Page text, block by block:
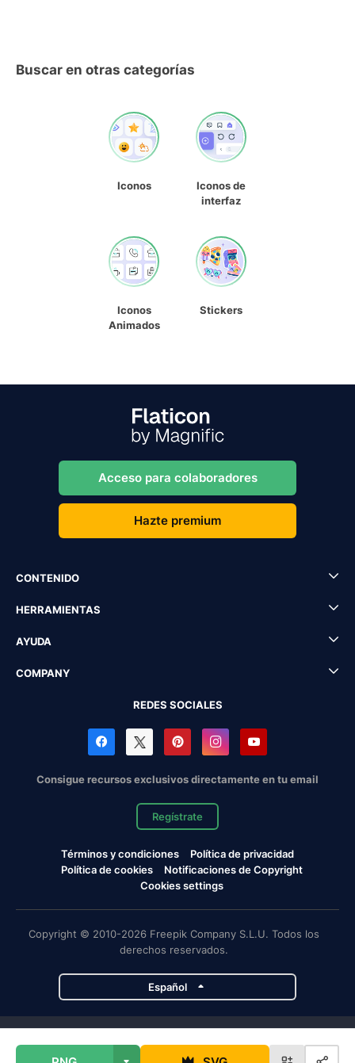
Buscar en otras categorías
Iconos
Iconos de
interfaz
Iconos
Animados
Stickers
Acceso para colaboradores
Hazte premium
CONTENIDO
HERRAMIENTAS
AYUDA
COMPANY
REDES SOCIALES
Consigue recursos exclusivos directamente en tu email
Regístrate
Términos y condiciones
Política de privacidad
Política de cookies
Notificaciones de Copyright
Cookies settings
Copyright © 2010-2026 Freepik Company S.L.U. Todos los
derechos reservados.
Español